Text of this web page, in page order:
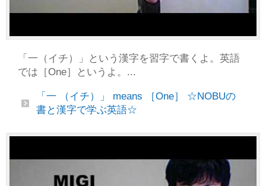
「一（イチ）」という漢字を習字で書くよ。英語
では［One］というよ。...
「一 （イチ）」 means ［One］ ☆NOBUの
書と漢字で学ぶ英語☆